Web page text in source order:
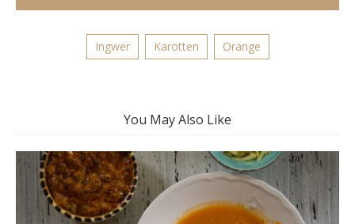
Ingwer Karotten Orange
You May Also Like